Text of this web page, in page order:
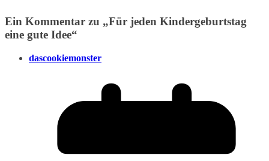
Ein Kommentar zu „Für jeden Kindergeburtstag
eine gute Idee“
dascookiemonster